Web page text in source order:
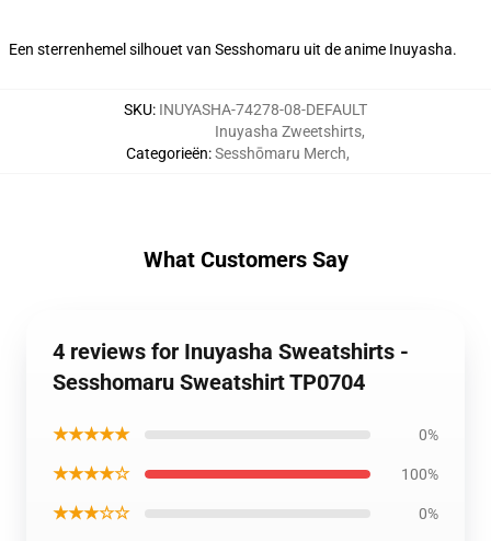
Een sterrenhemel silhouet van Sesshomaru uit de anime Inuyasha.
SKU: INUYASHA-74278-08-DEFAULT
Categorieën:
Inuyasha Zweetshirts,
Sesshōmaru Merch,
What Customers Say
4 reviews for Inuyasha Sweatshirts -
Sesshomaru Sweatshirt TP0704
★★★★★ 0%
★★★★☆ 100%
★★★☆☆ 0%